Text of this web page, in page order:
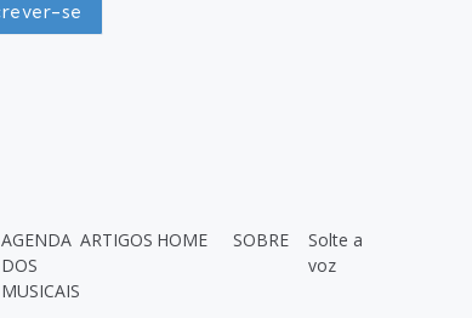
AGENDA
DOS
MUSICAIS
ARTIGOS HOME SOBRE
Solte a
voz